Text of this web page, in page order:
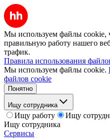
Мы используем файлы cookie,
правильную работу нашего
трафик.
Правила использования
Мы используем файлы cookie.
файлов cookie
Понятно
Ищу сотрудника
Ищу работу
Ищу
Ищу сотрудника
Сервисы